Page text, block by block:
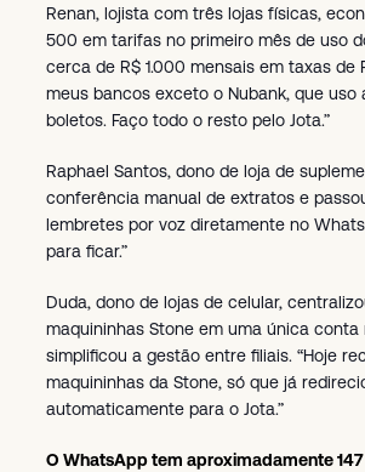
Renan, lojista com três lojas físicas,
500 em tarifas no primeiro mês de uso
cerca de R$ 1.000 mensais em taxas de
meus bancos exceto o Nubank, que uso
boletos. Faço todo o resto pelo Jota.”
Raphael Santos, dono de loja de
conferência manual de extratos e
lembretes por voz diretamente no
para ficar.”
Duda, dono de lojas de celular,
maquininhas Stone em uma única conta
simplificou a gestão entre filiais. “Hoje
maquininhas da Stone, só que já
automaticamente para o Jota.”
O WhatsApp tem aproximadamente